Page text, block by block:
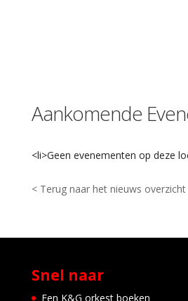
Aankomende
<li>Geen evenementen op deze
< Terug naar het nieuws overzicht
Snel naar
Een K&G orkest boeken